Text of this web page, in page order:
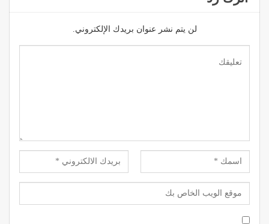
لن يتم نشر عنوان بريدك الإلكتروني.